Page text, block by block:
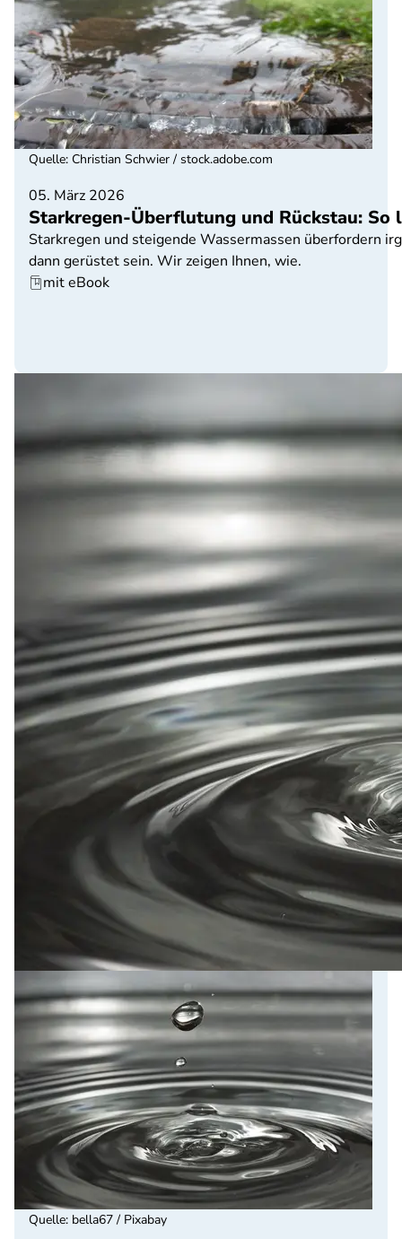
05. März 2026
Starkregen-Überflutung und Rückstau:
Starkregen und steigende Wassermassen überfordern
dann gerüstet sein. Wir zeigen Ihnen, wie.
mit eBook
Quelle: Christian Schwier / stock.adobe.com
Quelle: bella67 / Pixabay